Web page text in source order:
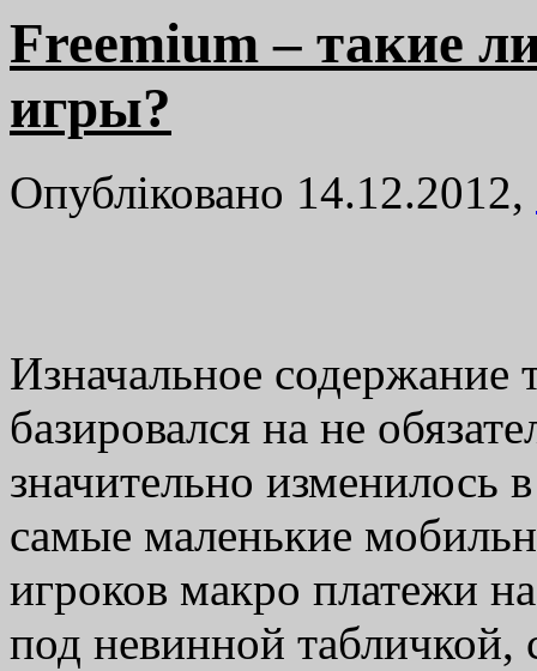
Freemium – такие
игры?
Опубліковано 14.12.2012,
Изначальное содержание
базировался на не
значительно
самые маленькие
игроков макро платежи
под невинной табличкой,